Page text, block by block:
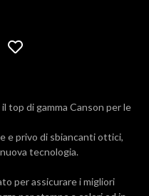
top di gamma Canson per le
e privo di sbiancanti ottici,
tecnologia.
per assicurare i migliori